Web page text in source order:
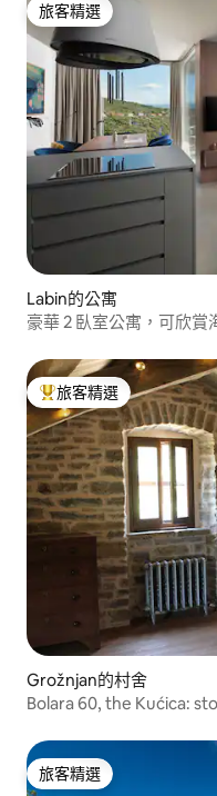
旅客精選
旅客精選
Labin的公寓
豪華 2 臥室公寓，可欣賞
旅客精選榜首
旅客精選
Grožnjan的村舍
Bolara 60, the Kućica:
旅客精選
旅客精選